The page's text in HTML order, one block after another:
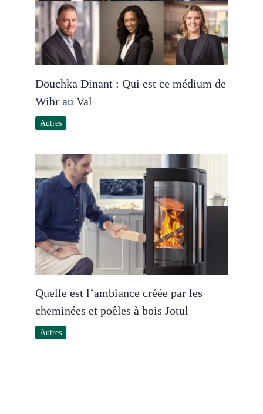
Douchka Dinant : Qui est ce médium de
Wihr au Val
Autres
Quelle est l’ambiance créée par les
cheminées et poêles à bois Jotul
Autres